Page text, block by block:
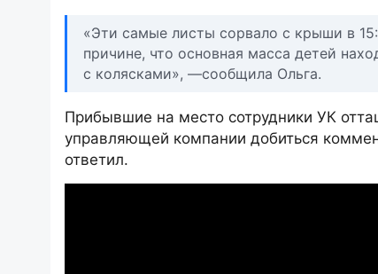
«Эти самые листы сорвало с крыши в
причине, что основная масса детей
с колясками», —сообщила Ольга.
Прибывшие на место сотрудники УК
управляющей компании добиться
ответил.